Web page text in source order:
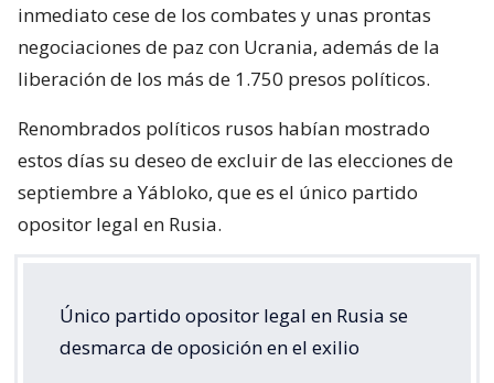
inmediato cese de los combates y unas prontas
negociaciones de paz con Ucrania, además de la
liberación de los más de 1.750 presos políticos.
Renombrados políticos rusos habían mostrado
estos días su deseo de excluir de las elecciones de
septiembre a Yábloko, que es el único partido
opositor legal en Rusia.
Único partido opositor legal en Rusia se
desmarca de oposición en el exilio